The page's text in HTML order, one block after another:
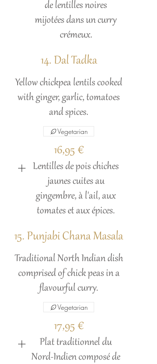
de lentilles noires
mijotées dans un curry
crémeux.
14. Dal Tadka
Yellow chickpea lentils cooked
with ginger, garlic, tomatoes
and spices.
16,95 €
Vegetarian
Lentilles de pois chiches
jaunes cuites au
gingembre, à l'ail, aux
tomates et aux épices.
15. Punjabi Chana Masala
Traditional North Indian dish
comprised of chick peas in a
flavourful curry.
17,95 €
Vegetarian
Plat traditionnel du
Nord-Indien composé de